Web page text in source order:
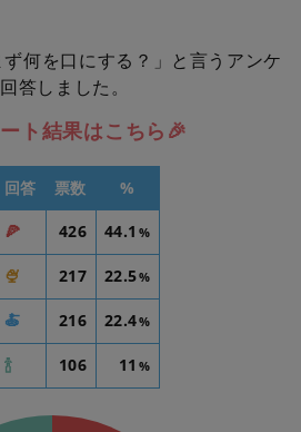
ず何を口にする？」と言うアンケ
答しました。
ト結果はこちら🎉
回答 票数 %
🍕 426 44.1 %
🍨 217 22.5%
🍝 216 22.4%
🍾 106 11 %